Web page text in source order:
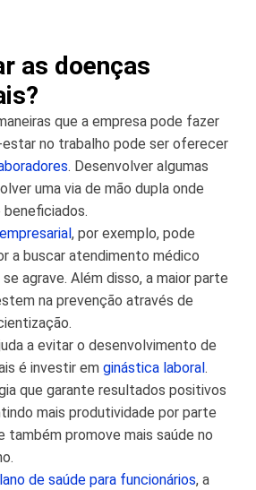
as doenças
que a empresa pode fazer
no trabalho pode ser oferecer
. Desenvolver algumas
uma via de mão dupla onde
, por exemplo, pode
a buscar atendimento médico
agrave. Além disso, a maior parte
na prevenção através de
a evitar o desenvolvimento de
é investir em ginástica laboral.
que garante resultados positivos
mais produtividade por parte
também promove mais saúde no
de saúde para funcionários, a